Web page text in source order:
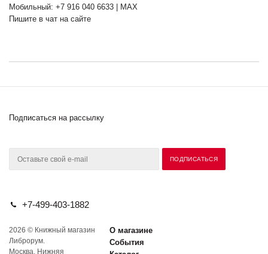
Мобильный: +7 916 040 6633 | MAX
Пишите в чат на сайте
Подписаться на рассылку
+7-499-403-1882
2026 © Книжный магазин
Либрорум.
Москва, Нижняя
О магазине
События